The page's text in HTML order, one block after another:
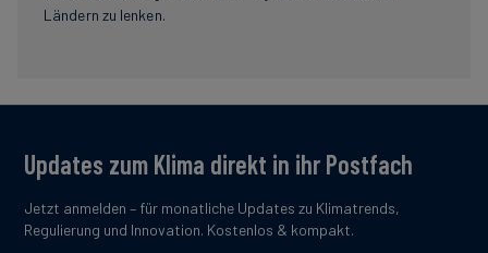
Ländern zu lenken.
Updates zum Klima direkt in ihr Postfach
Jetzt anmelden – für monatliche Updates zu Klimatrends,
Regulierung und Innovation. Kostenlos & kompakt.